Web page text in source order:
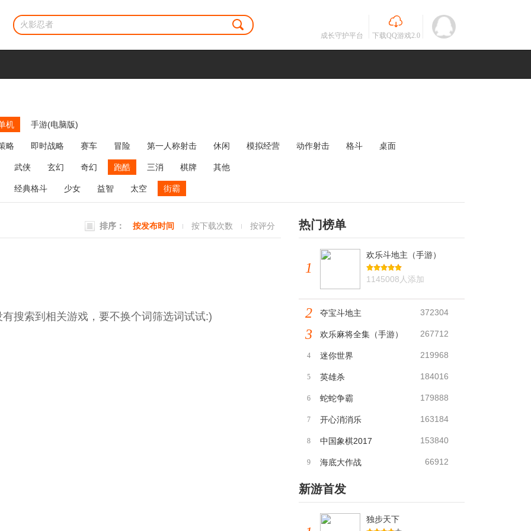
成长守护平台 下载QQ游戏2.0
机 手游(电脑版)
略 即时战略 赛车 冒险 第一人称射击 休闲 模拟经营 动作射击 格斗
桌面
牌类
麻将 网络游戏 弹幕射击 策略塔防
武侠 玄幻 奇幻 跑酷 三消 棋牌 其他
经典格斗 少女 益智 太空 街霸
排序： 按发布时间 按下载次数 按评分
搜索到相关游戏，要不换个词筛选词试试:)
热门榜单
1
欢乐斗地主（手游）
1145008人添加
2 夺宝斗地主 372304
3 欢乐麻将全集（手游） 267712
4 迷你世界 219968
5 英雄杀 184016
6 蛇蛇争霸 179888
7 开心消消乐 163184
8 中国象棋2017 153840
9 海底大作战 66912
新游首发
独步天下